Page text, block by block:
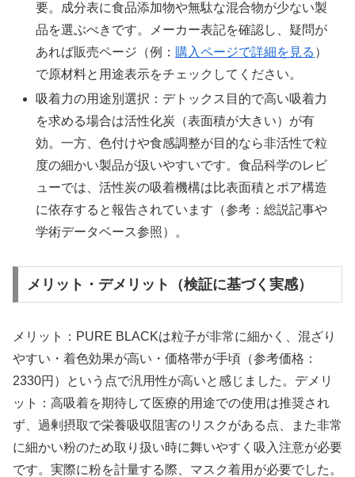
要。成分表に食品添加物や無駄な混合物が少ない製
品を選ぶべきです。メーカー表記を確認し、疑問が
あれば販売ページ（例： 購入ページで詳細を見る ）
で原材料と用途表示をチェックしてください。
吸着力の用途別選択：デトックス目的で高い吸着力
を求める場合は活性化炭（表面積が大きい）が有
効。一方、色付けや食感調整が目的なら非活性で粒
度の細かい製品が扱いやすいです。食品科学のレビ
ューでは、活性炭の吸着機構は比表面積とポア構造
に依存すると報告されています（参考：総説記事や
学術データベース参照）。
メリット・デメリット（検証に基づく実感）
メリット：PURE BLACKは粒子が非常に細かく、混ざり
やすい・着色効果が高い・価格帯が手頃（参考価格：
2330円）という点で汎用性が高いと感じました。デメリ
ット：高吸着を期待して医療的用途での使用は推奨され
ず、過剰摂取で栄養吸収阻害のリスクがある点、また非常
に細かい粉のため取り扱い時に舞いやすく吸入注意が必要
です。実際に粉を計量する際、マスク着用が必要でした。